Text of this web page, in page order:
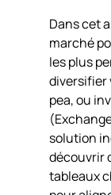
Dans cet
marché
les plus
diversifier
pea, ou
solution
découvrir
tableaux